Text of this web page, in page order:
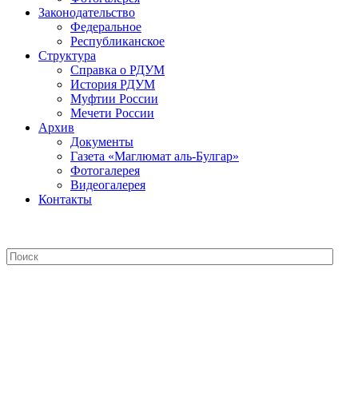
Законодательство
Федеральное
Республиканское
Структура
Справка о РДУМ
История РДУМ
Муфтии России
Мечети России
Архив
Документы
Газета «Маглюмат аль-Булгар»
Фотогалерея
Видеогалерея
Контакты